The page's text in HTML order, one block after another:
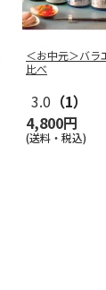
＜お中元＞バラ
比べ
3.0 （1）
4,800円
(送料・税込)